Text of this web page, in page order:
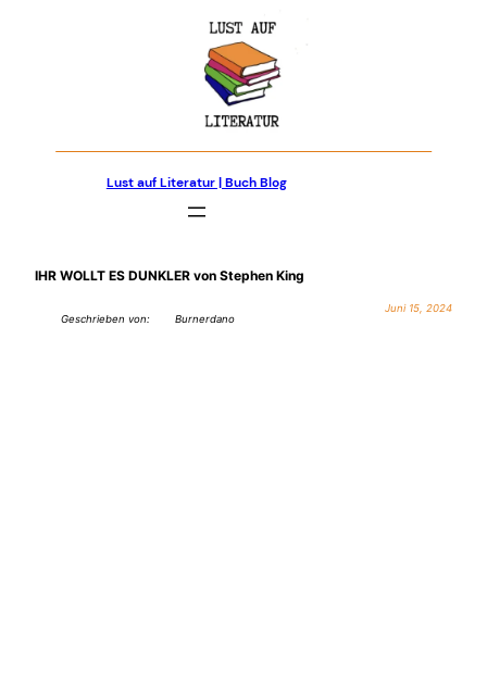
Lust auf Literatur | Buch Blog
IHR WOLLT ES DUNKLER von Stephen King
Geschrieben von: Burnerdano
Juni 15, 2024